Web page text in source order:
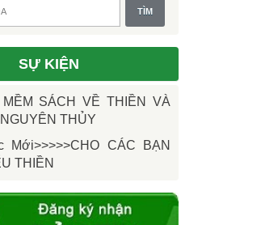
SỰ KIỆN
SÁCH VỀ THIỀN VÀ
THỦY
Mới>>>>>CHO CÁC BẠN
THIỀN